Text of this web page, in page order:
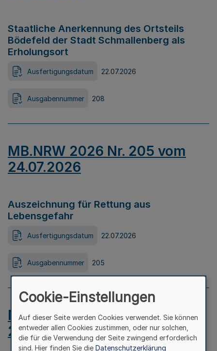
Staatliche Anerkennung des Ortsteils
Bödefeld der Stadt Schmallenberg als
Erholungsort
Ausfertigungsdatum 22.07.2026
Ausgabennummer 208
MB.NRW 2026 Nr. 205 vom
24.07.2026
Auszeichnung für Rettung aus
Lebensgefahr
Ausfertigungsdatum 22.07.2026
Ausgabennummer 205
MB.NRW 2026 Nr. 204 vom
24.07.2026
Cookie-Einstellungen
Auf dieser Seite werden Cookies verwendet. Sie können
entweder allen Cookies zustimmen, oder nur solchen,
die für die Verwendung der Seite zwingend erforderlich
sind. Hier finden Sie die Datenschutzerklärung